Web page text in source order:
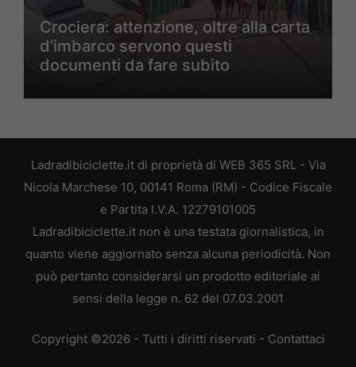
Crociera: attenzione, oltre alla carta
d’imbarco servono questi
documenti da fare subito
Ladradibiciclette.it di proprietà di WEB 365 SRL - Via
Nicola Marchese 10, 00141 Roma (RM) - Codice Fiscale
e Partita I.V.A. 12279101005
Ladradibiciclette.it non è una testata giornalistica, in
quanto viene aggiornato senza alcuna periodicità. Non
può pertanto considerarsi un prodotto editoriale ai
sensi della legge n. 62 del 07.03.2001
Copyright ©2026 - Tutti i diritti riservati - Contattaci